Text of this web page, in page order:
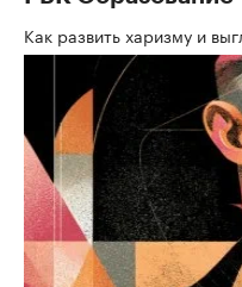
Как развить харизму и